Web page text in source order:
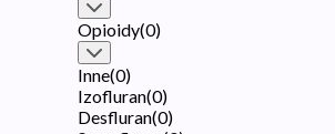
Opioidy(0)
Inne(0)
Izofluran(0)
Desfluran(0)